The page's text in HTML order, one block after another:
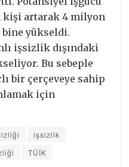
kişi artarak 4 milyon
bine yükseldi.
işsizlik dışındaki
Bu sebeple
bir çerçeveye sahip
için
işsizlik
TÜİK